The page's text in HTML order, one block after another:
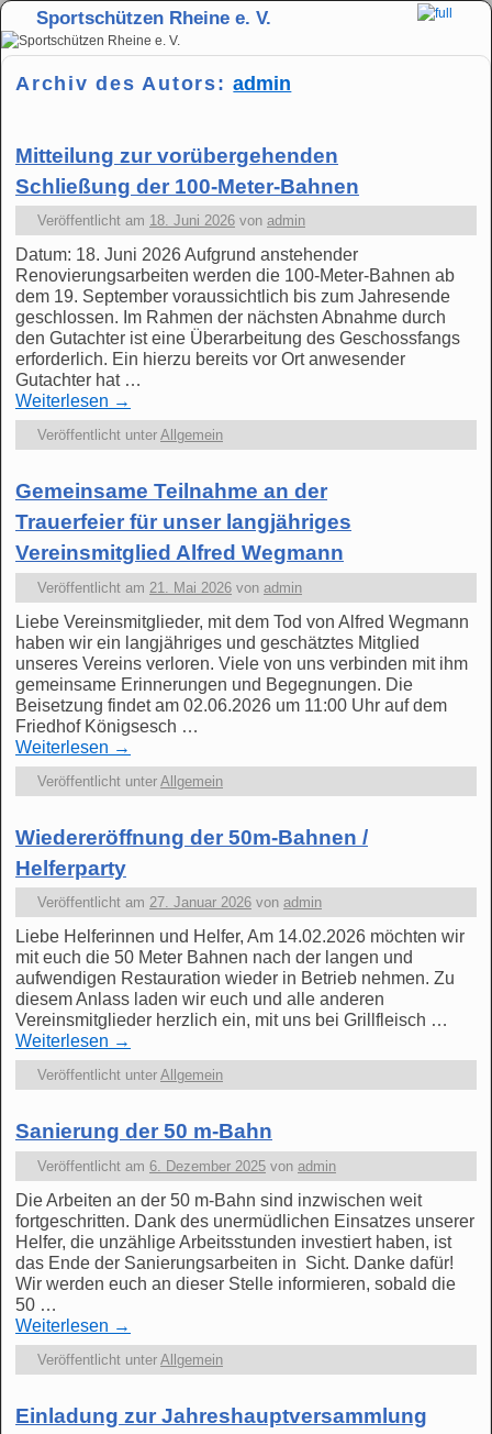
Sportschützen Rheine e. V.
Zum Inhalt wechseln
Zum sekundären Inhalt wechseln
Archiv des Autors:admin
Mitteilung zur vorübergehenden
Schließung der 100-Meter-Bahnen
Veröffentlicht am 18. Juni 2026 von admin
Datum: 18. Juni 2026 Aufgrund anstehender
Renovierungsarbeiten werden die 100-Meter-Bahnen ab
dem 19. September voraussichtlich bis zum Jahresende
geschlossen. Im Rahmen der nächsten Abnahme durch
den Gutachter ist eine Überarbeitung des Geschossfangs
erforderlich. Ein hierzu bereits vor Ort anwesender
Gutachter hat …
Weiterlesen →
Veröffentlicht unter Allgemein
Gemeinsame Teilnahme an der
Trauerfeier für unser langjähriges
Vereinsmitglied Alfred Wegmann
Veröffentlicht am 21. Mai 2026 von admin
Liebe Vereinsmitglieder, mit dem Tod von Alfred Wegmann
haben wir ein langjähriges und geschätztes Mitglied
unseres Vereins verloren. Viele von uns verbinden mit ihm
gemeinsame Erinnerungen und Begegnungen. Die
Beisetzung findet am 02.06.2026 um 11:00 Uhr auf dem
Friedhof Königsesch …
Weiterlesen →
Veröffentlicht unter Allgemein
Wiedereröffnung der 50m-Bahnen /
Helferparty
Veröffentlicht am 27. Januar 2026 von admin
Liebe Helferinnen und Helfer, Am 14.02.2026 möchten wir
mit euch die 50 Meter Bahnen nach der langen und
aufwendigen Restauration wieder in Betrieb nehmen. Zu
diesem Anlass laden wir euch und alle anderen
Vereinsmitglieder herzlich ein, mit uns bei Grillfleisch …
Weiterlesen →
Veröffentlicht unter Allgemein
Sanierung der 50 m-Bahn
Veröffentlicht am 6. Dezember 2025 von admin
Die Arbeiten an der 50 m-Bahn sind inzwischen weit
fortgeschritten. Dank des unermüdlichen Einsatzes unserer
Helfer, die unzählige Arbeitsstunden investiert haben, ist
das Ende der Sanierungsarbeiten in Sicht. Danke dafür!
Wir werden euch an dieser Stelle informieren, sobald die
50 …
Weiterlesen →
Veröffentlicht unter Allgemein
Einladung zur Jahreshauptversammlung